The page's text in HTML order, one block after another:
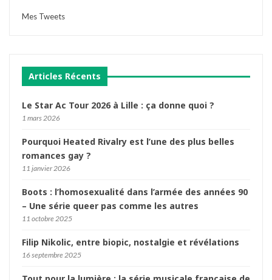
Mes Tweets
Articles Récents
Le Star Ac Tour 2026 à Lille : ça donne quoi ?
1 mars 2026
Pourquoi Heated Rivalry est l’une des plus belles
romances gay ?
11 janvier 2026
Boots : l’homosexualité dans l’armée des années 90
– Une série queer pas comme les autres
11 octobre 2025
Filip Nikolic, entre biopic, nostalgie et révélations
16 septembre 2025